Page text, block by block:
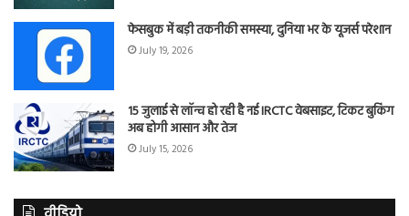
फेसबुक में बड़ी तकनीकी समस्या, दुनिया भर के यूजर्स परेशान
July 19, 2026
15 जुलाई से लॉन्च हो रही है नई IRCTC वेबसाइट, टिकट बुकिंग
अब होगी आसान और तेज
July 15, 2026